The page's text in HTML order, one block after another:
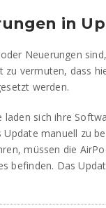
in
Neuerungen
zu vermuten, dass
werden.
sich ihre
manuell zu
müssen die
befinden. Das